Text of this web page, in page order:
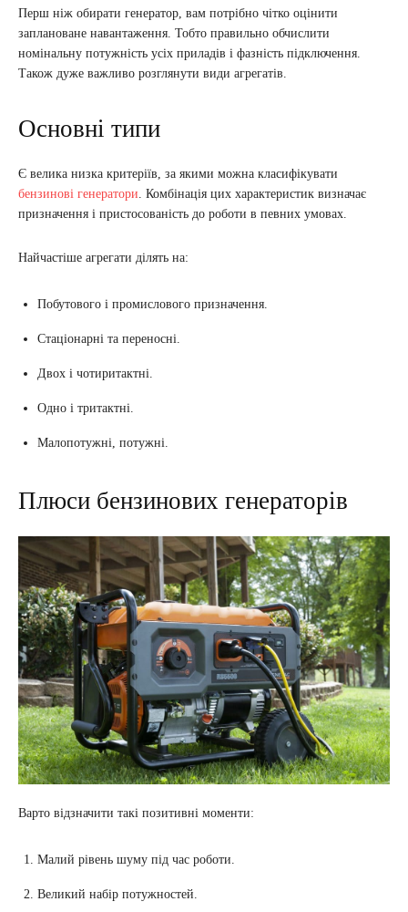
Перш ніж обирати генератор, вам потрібно чітко оцінити
заплановане навантаження. Тобто правильно обчислити
номінальну потужність усіх приладів і фазність підключення.
Також дуже важливо розглянути види агрегатів.
Основні типи
Є велика низка критеріїв, за якими можна класифікувати
бензинові генератори . Комбінація цих характеристик визначає
призначення і пристосованість до роботи в певних умовах.
Найчастіше агрегати ділять на:
Побутового і промислового призначення.
Стаціонарні та переносні.
Двох і чотиритактні.
Одно і тритактні.
Малопотужні, потужні.
Плюси бензинових генераторів
Варто відзначити такі позитивні моменти:
Малий рівень шуму під час роботи.
Великий набір потужностей.